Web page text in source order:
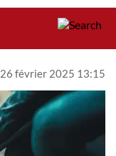
26 février 2025 13:15